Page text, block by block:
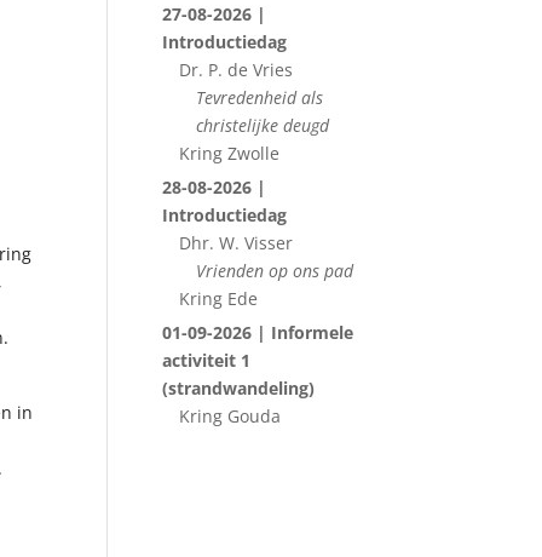
in
27-08-2026 |
Introductiedag
Dr. P. de Vries
Tevredenheid als
christelijke deugd
Kring Zwolle
28-08-2026 |
Introductiedag
Dhr. W. Visser
Vrienden op ons pad
Kring Ede
01-09-2026 | Informele
activiteit 1
(strandwandeling)
Kring Gouda